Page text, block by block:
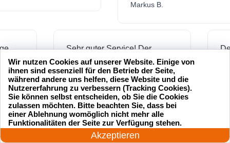
Markus B.
hat
Sehr guter Service! Der
Schlüsseldienst war freundlich
und hat mir schnell geholfen,
als ich meine Schlüssel
verloren hatte.
Jonas M.
24 Stunden am Tag
Akzeptieren
Wir nutzen Cookies auf unserer Website. Einige von
ihnen sind essenziell für den Betrieb der Seite,
während andere uns helfen, diese Website und die
Nutzererfahrung zu verbessern (Tracking Cookies).
Sie können selbst entscheiden, ob Sie die Cookies
zulassen möchten. Bitte beachten Sie, dass bei
einer Ablehnung womöglich nicht mehr alle
Funktionalitäten der Seite zur Verfügung stehen.